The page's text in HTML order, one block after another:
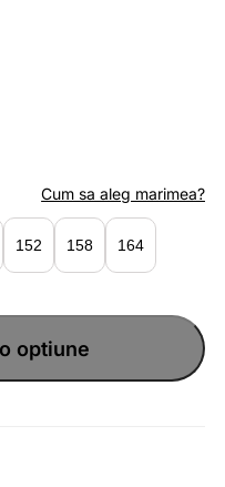
152 158 164
Cum sa aleg marimea?
optiune